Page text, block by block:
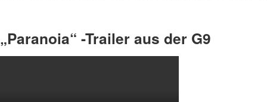
„Paranoia“ -Trailer aus der G9